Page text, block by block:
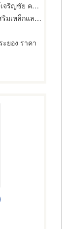
โรงงานผลิตแผ่นพื้นคอนกรีต ระยอง - พงษ์เจริญชัย คอนกรีต
ข็ม,ผลิตภัณฑ์คอนกรีต
ยอง ราคา